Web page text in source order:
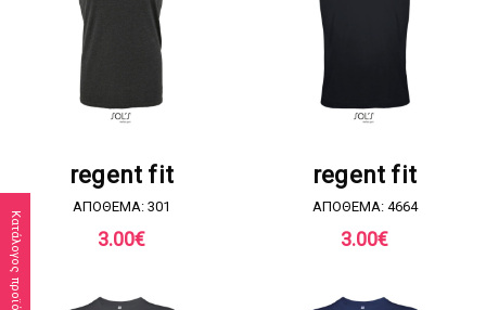
Κατάλογος προϊόντων
regent fit
ΑΠΟΘΕΜΑ: 301
3.00€
regent fit
ΑΠΟΘΕΜΑ: 4664
3.00€